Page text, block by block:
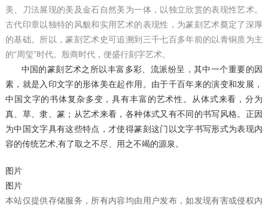
美、刀法展现的美及金石自然美为一体，以独立欣赏的表现性艺术。
古代印章以独特的风貌和实用艺术的表现性，为篆刻艺术奠定了深厚
的基础。所以，篆刻艺术史可追溯到三千七百多年前的以青铜质为主
的“周玺”时代。殷商时代，便盛行刻字艺术。
中国的篆刻艺术之所以丰富多彩、流派纷呈，其中一个重要的因
素，就是入印文字的形体美在起作用。由于千百年来的演变和发展，
中国文字的书体复杂多变，具有丰富的艺术性。从体式来看，分为
真、草、隶、篆；从艺术来看，各种体式又有不同的书写风格。正因
为中国文字具有这些特点，才使得篆刻这门以文字书写形式为表现内
容的传统艺术,有了取之不尽、用之不竭的源泉。
图片
图片
本站仅提供存储服务，所有内容均由用户发布，如发现有害或侵权内